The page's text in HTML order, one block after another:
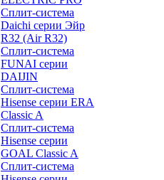
Сплит-система
Daichi серии Эйр
R32 (Air R32)
Сплит-система
FUNAI серии
DAIJIN
Сплит-система
Hisense серии ERA
Classic A
Сплит-система
Hisense серии
GOAL Classic A
Сплит-система